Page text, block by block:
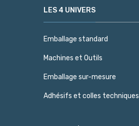
LES 4 UNIVERS
Emballage standard
Machines et Outils
Emballage sur-mesure
Adhésifs et colles techniques